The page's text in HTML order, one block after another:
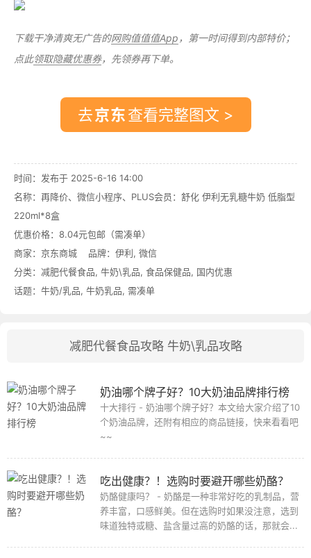
下载干净清爽无广告的网购值值值App ，第一时间得到内部特价；
点此领取隐藏优惠券，先领券再下单。
去 查看完整图文 >
时间：发布于 2025-6-16 14:00
名称： 再降价、微信小程序、PLUS会员：舒化 伊利无乳糖牛奶 低脂型
220ml*8盒
优惠价格： 8.04元包邮（需凑单）
商家： 京东商城 品牌： 伊利, 微信
分类： 减肥代餐食品, 牛奶\乳品, 食品保健品, 国内优惠
话题： 牛奶/乳品, 牛奶乳品, 需凑单
减肥代餐食品攻略 牛奶\乳品攻略
奶油哪个牌子好？10大奶油品牌排行榜
十大排行 - 奶油哪个牌子好？本文给大家介绍了10
个奶油品牌，还附有相应的商品链接，快来看看吧
~~
吃出健康？！选购时要避开哪些奶酪？
奶酪健康吗？ - 奶酪是一种非常好吃的乳制品，营
养丰富，口感鲜美。但在选购时如果没注意，选到
味道独特或糖、盐含量过高的奶酪的话，那就会...